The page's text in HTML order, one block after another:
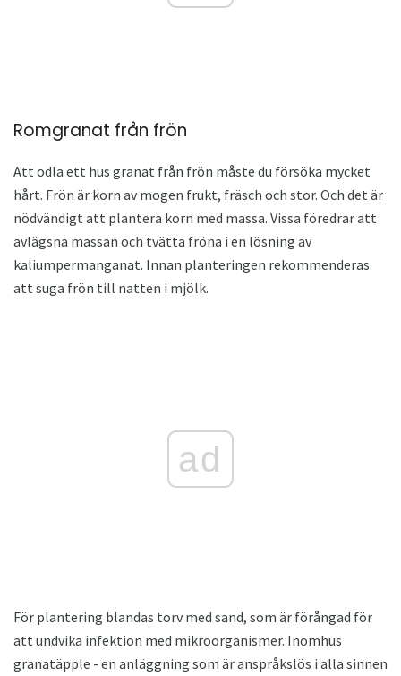
Romgranat från frön
Att odla ett hus granat från frön måste du försöka mycket
hårt. Frön är korn av mogen frukt, fräsch och stor. Och det är
nödvändigt att plantera korn med massa. Vissa föredrar att
avlägsna massan och tvätta fröna i en lösning av
kaliumpermanganat. Innan planteringen rekommenderas
att suga frön till natten i mjölk.
ad
För plantering blandas torv med sand, som är förångad för
att undvika infektion med mikroorganismer. Inomhus
granatäpple - en anläggning som är anspråkslös i alla sinnen